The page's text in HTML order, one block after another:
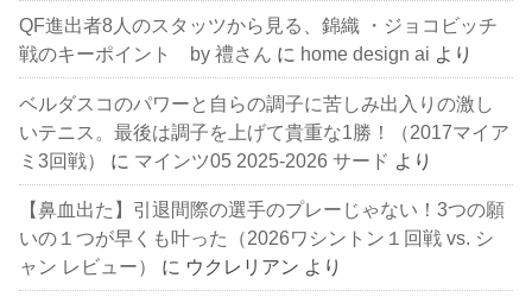
QF進出者8人のスタッツから見る、錦織 ・ジョコビッチ
戦のキーポイント by 禮さん に home design ai より
ベルダスコのパワーと自らの調子に苦しみ出入りの激し
いテニス。最後は調子を上げて貴重な1勝！（2017マイア
ミ3回戦）
に マインツ05 2025-2026 サード より
【鼻血出た】引退間際の選手のプレーじゃない！3つの願
いの１つが早くも叶った（2026ワシントン１回戦 vs. シ
ャン レビュー）
に ウクレリアン より